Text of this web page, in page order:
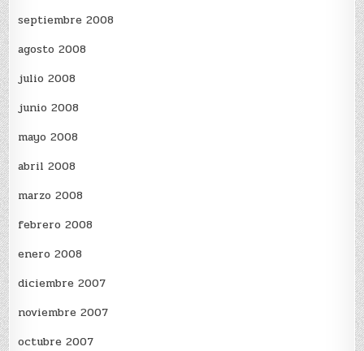
septiembre 2008
agosto 2008
julio 2008
junio 2008
mayo 2008
abril 2008
marzo 2008
febrero 2008
enero 2008
diciembre 2007
noviembre 2007
octubre 2007